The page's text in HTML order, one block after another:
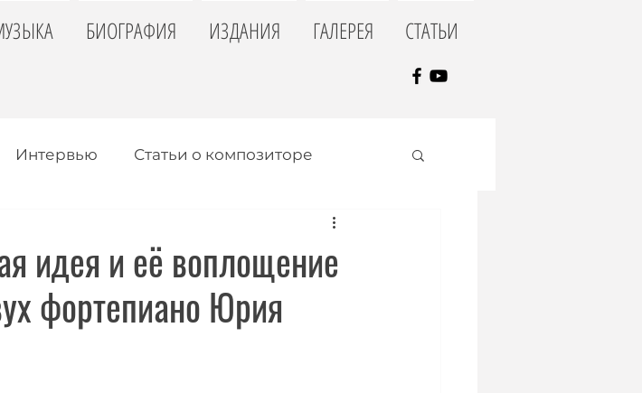
БИОГРАФИЯ ИЗДАНИЯ ГАЛЕРЕЯ СТАТЬИ
Интервью Статьи о композиторе
идея и её воплощение
фортепиано Юрия